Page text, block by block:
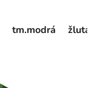
tm.modrá žlutá